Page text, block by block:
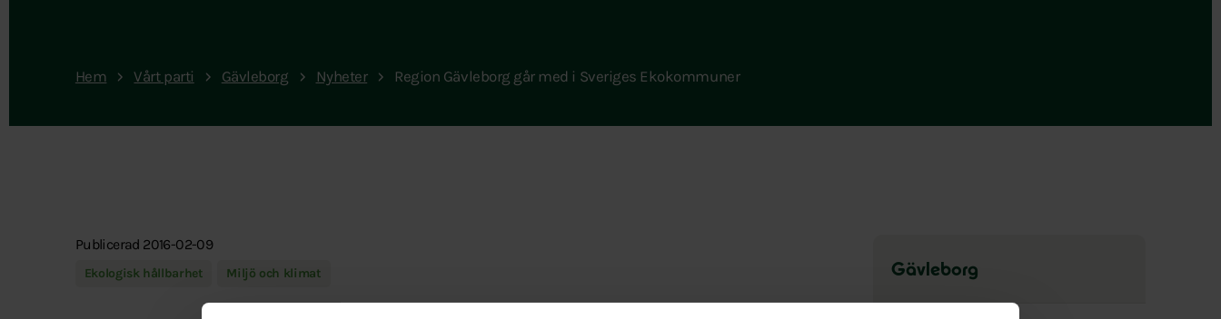
Hem Vårt parti Gävleborg Nyheter Region Gävleborg går med i Sveriges Ekokommuner
Publicerad 2016-02-09
Ekologisk hållbarhet Miljö och klimat Gävleborg